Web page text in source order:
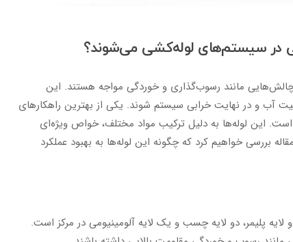
در سیستم‌های لوله‌کشی می‌شوند؟
مانند رسوب‌گذاری و خوردگی مواجه هستند. این
و در نهایت خرابی سیستم شوند. یکی از بهترین راهکارهای
است. این لوله‌ها به دلیل ترکیب مواد مختلف، خواص ویژه‌ای
بررسی خواهیم کرد که چگونه این لوله‌ها به بهبود عملکرد
پلیمر، دو لایه چسب و یک لایه آلومینیومی در مرکز است.
شیر تو کار کوپلی
سه راهی روپیچ پرسی (مخصوص شیرآلات
توکار)